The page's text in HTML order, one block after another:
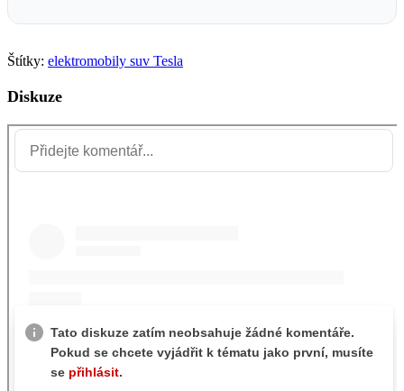
Štítky: elektromobily suv Tesla
Diskuze